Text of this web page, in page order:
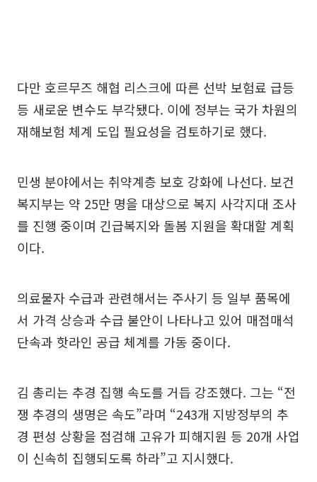
다만 호르무즈 해협 리스크에 따른 선박 보험료 급등
등 새로운 변수도 부각됐다. 이에 정부는 국가 차원의
재해보험 체계 도입 필요성을 검토하기로 했다.
민생 분야에서는 취약계층 보호 강화에 나선다. 보건
복지부는 약 25만 명을 대상으로 복지 사각지대 조사
를 진행 중이며 긴급복지와 돌봄 지원을 확대할 계획
이다.
의료물자 수급과 관련해서는 주사기 등 일부 품목에
서 가격 상승과 수급 불안이 나타나고 있어 매점매석
단속과 핫라인 공급 체계를 가동 중이다.
김 총리는 추경 집행 속도를 거듭 강조했다. 그는 “전
쟁 추경의 생명은 속도”라며 “243개 지방정부의 추
경 편성 상황을 점검해 고유가 피해지원 등 20개 사업
이 신속히 집행되도록 하라”고 지시했다.